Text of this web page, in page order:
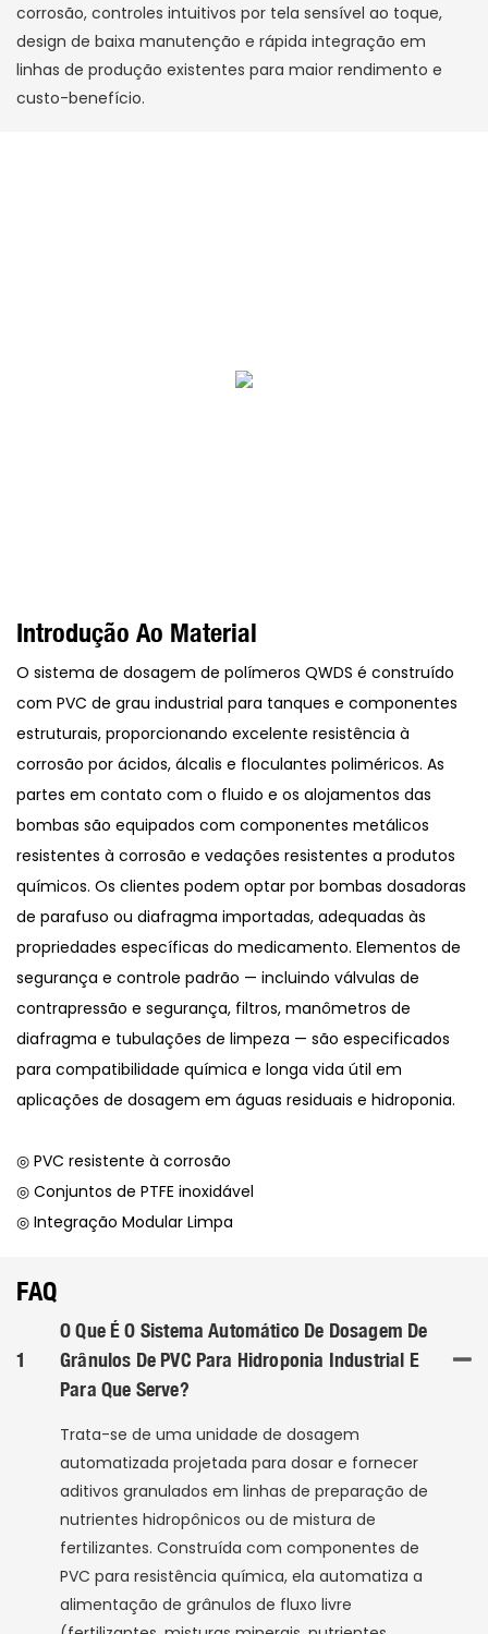
corrosão, controles intuitivos por tela sensível ao toque,
design de baixa manutenção e rápida integração em
linhas de produção existentes para maior rendimento e
custo-benefício.
Introdução Ao Material
O sistema de dosagem de polímeros QWDS é construído
com PVC de grau industrial para tanques e componentes
estruturais, proporcionando excelente resistência à
corrosão por ácidos, álcalis e floculantes poliméricos. As
partes em contato com o fluido e os alojamentos das
bombas são equipados com componentes metálicos
resistentes à corrosão e vedações resistentes a produtos
químicos. Os clientes podem optar por bombas dosadoras
de parafuso ou diafragma importadas, adequadas às
propriedades específicas do medicamento. Elementos de
segurança e controle padrão — incluindo válvulas de
contrapressão e segurança, filtros, manômetros de
diafragma e tubulações de limpeza — são especificados
para compatibilidade química e longa vida útil em
aplicações de dosagem em águas residuais e hidroponia.
◎ PVC resistente à corrosão
◎ Conjuntos de PTFE inoxidável
◎ Integração Modular Limpa
FAQ
1
O Que É O Sistema Automático De Dosagem De
Grânulos De PVC Para Hidroponia Industrial E
Para Que Serve?
Trata-se de uma unidade de dosagem
automatizada projetada para dosar e fornecer
aditivos granulados em linhas de preparação de
nutrientes hidropônicos ou de mistura de
fertilizantes. Construída com componentes de
PVC para resistência química, ela automatiza a
alimentação de grânulos de fluxo livre